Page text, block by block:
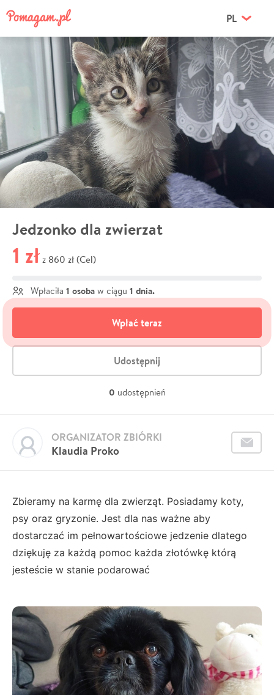
PL
Jedzonko dla zwierzat
1 zł z 860 zł (Cel)
Wpłaciła 1 osoba w ciągu 1 dnia.
Wpłać teraz
Udostępnij
0 udostępnień
Klaudia Proko
ORGANIZATOR ZBIÓRKI
Zbieramy na karmę dla zwierząt. Posiadamy koty,
psy oraz gryzonie. Jest dla nas ważne aby
dostarczać im pełnowartościowe jedzenie dlatego
dziękuję za każdą pomoc każda złotówkę którą
jesteście w stanie podarować